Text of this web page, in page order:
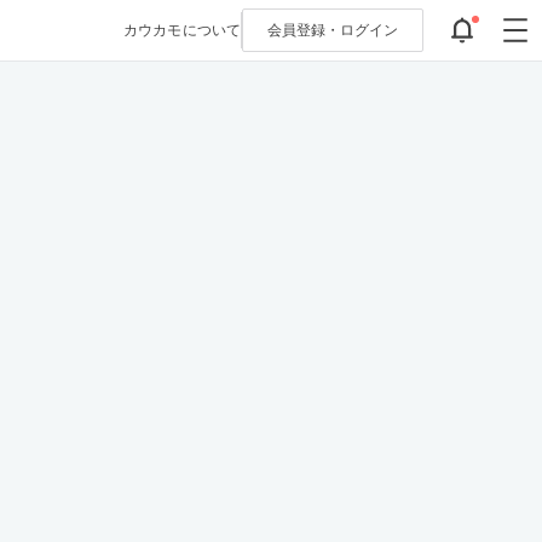
カウカモについて 会員登録・ ログイン